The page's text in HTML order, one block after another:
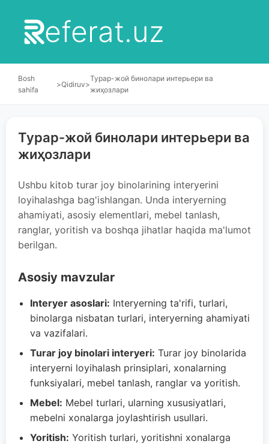
eferat.uz
Bosh
sahifa
>Qidiruv>
Турар-жой бинолари интерьери ва
жиҳозлари
Турар-жой бинолари интерьери ва
жиҳозлари
Ushbu kitob turar joy binolarining interyerini
loyihalashga bag'ishlangan. Unda interyerning
ahamiyati, asosiy elementlari, mebel tanlash,
ranglar, yoritish va boshqa jihatlar haqida ma'lumot
berilgan.
Asosiy mavzular
Interyer asoslari: Interyerning ta'rifi, turlari,
binolarga nisbatan turlari, interyerning ahamiyati
va vazifalari.
Turar joy binolari interyeri: Turar joy binolarida
interyerni loyihalash prinsiplari, xonalarning
funksiyalari, mebel tanlash, ranglar va yoritish.
Mebel: Mebel turlari, ularning xususiyatlari,
mebelni xonalarga joylashtirish usullari.
Yoritish: Yoritish turlari, yoritishni xonalarga